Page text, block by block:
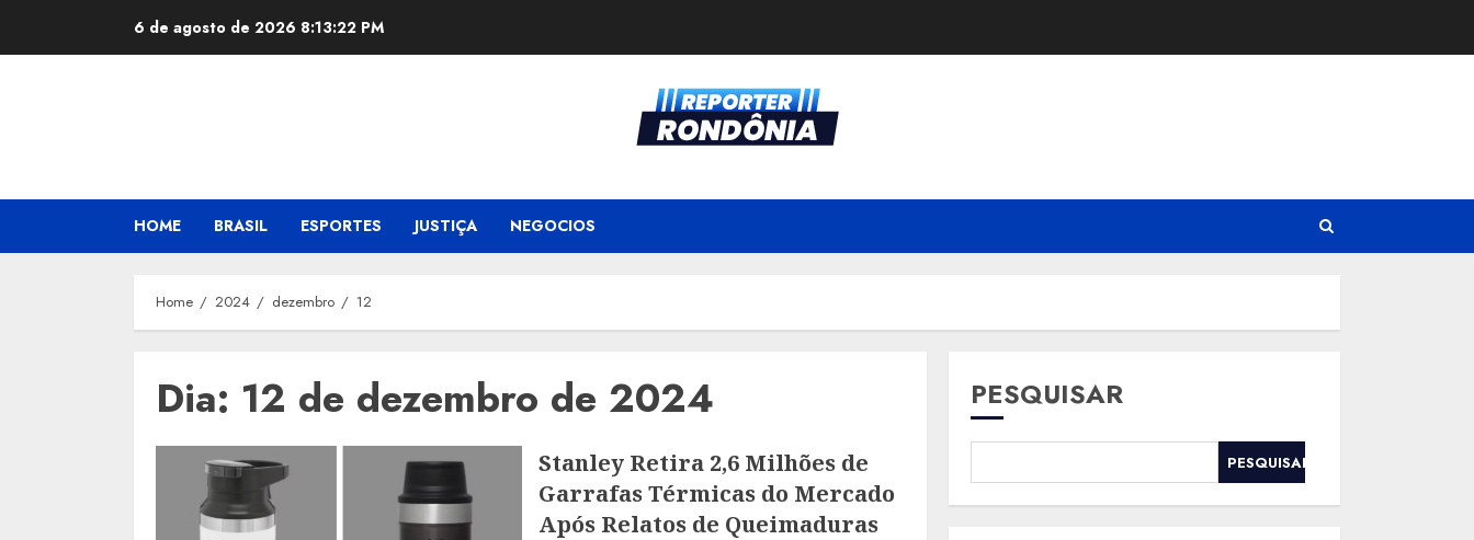
6 de agosto de 2026 8:13:23 PM
HOME BRASIL ESPORTES JUSTIÇA NEGOCIOS
Home 2024 dezembro 12
Dia: 12 de dezembro de 2024
Stanley Retira 2,6 Milhões de
Garrafas Térmicas do Mercado
Após Relatos de Queimaduras
PESQUISAR
PESQUISAR